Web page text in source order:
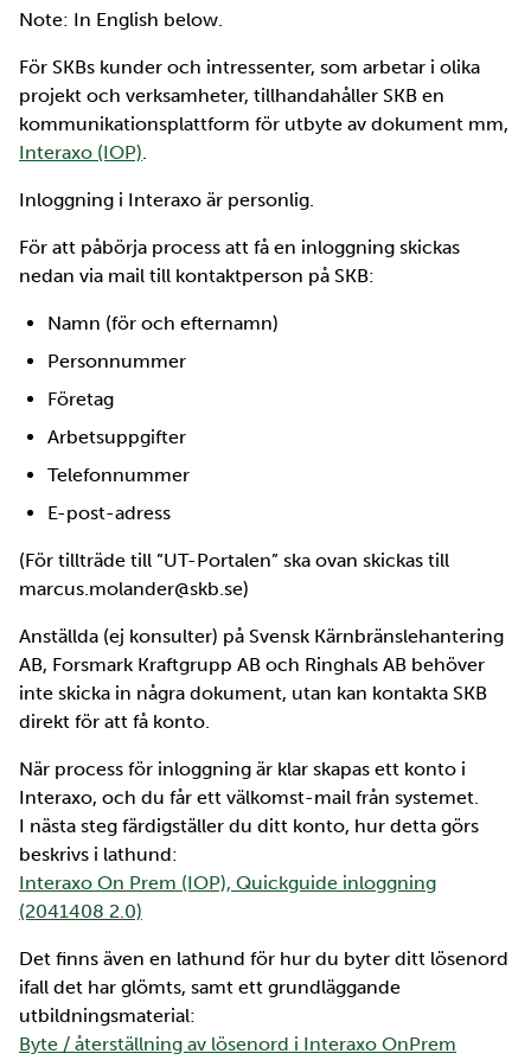
Note: In English below.
För SKBs kunder och intressenter, som arbetar i olika
projekt och verksamheter, tillhandahåller SKB en
kommunikationsplattform för utbyte av dokument mm,
Interaxo (IOP).
Inloggning i Interaxo är personlig.
För att påbörja process att få en inloggning skickas
nedan via mail till kontaktperson på SKB:
Namn (för och efternamn)
Personnummer
Företag
Arbetsuppgifter
Telefonnummer
E-post-adress
(För tillträde till ”UT-Portalen” ska ovan skickas till
marcus.molander@skb.se)
Anställda (ej konsulter) på Svensk Kärnbränslehantering
AB, Forsmark Kraftgrupp AB och Ringhals AB behöver
inte skicka in några dokument, utan kan kontakta SKB
direkt för att få konto.
När process för inloggning är klar skapas ett konto i
Interaxo, och du får ett välkomst-mail från systemet.
I nästa steg färdigställer du ditt konto, hur detta görs
beskrivs i lathund:
Interaxo On Prem (IOP), Quickguide inloggning
(2041408 2.0)
Det finns även en lathund för hur du byter ditt lösenord
ifall det har glömts, samt ett grundläggande
utbildningsmaterial:
Byte / återställning av lösenord i Interaxo OnPrem